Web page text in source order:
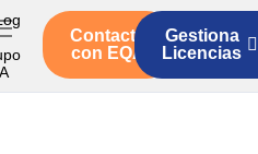
Contacto
con EQA
Gestiona
Licencias